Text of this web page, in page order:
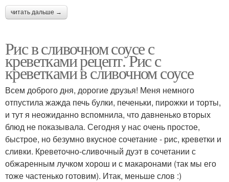
читать дальше →
Рис в сливочном соусе с
креветками рецепт. Рис с
креветками в сливочном соусе
Всем доброго дня, дорогие друзья! Меня немного
отпустила жажда печь булки, печеньки, пирожки и торты,
и тут я неожиданно вспомнила, что давненько вторых
блюд не показывала. Сегодня у нас очень простое,
быстрое, но безумно вкусное сочетание - рис, креветки и
сливки. Креветочно-сливочный дуэт в сочетании с
обжаренным лучком хорош и с макаронами (так мы его
тоже частенько готовим). Итак, меньше слов :)